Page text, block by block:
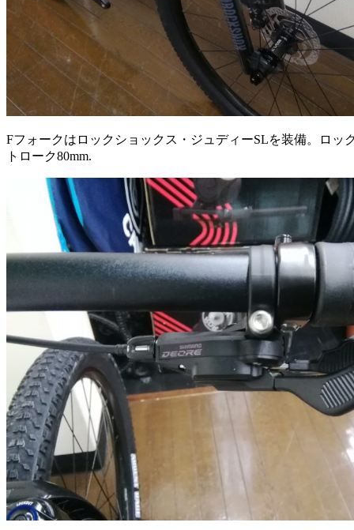
Fフォークはロックショックス・ジュディーSLを装備。ロッ
トローク80mm.